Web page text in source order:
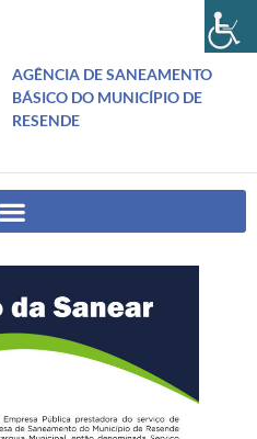
AGÊNCIA DE SANEAMENTO
BÁSICO DO MUNICÍPIO DE
RESENDE